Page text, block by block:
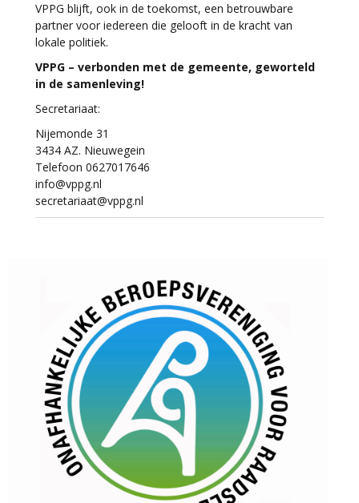
VPPG blijft, ook in de toekomst, een betrouwbare
partner voor iedereen die gelooft in de kracht van
lokale politiek.
VPPG – verbonden met de gemeente, geworteld
in de samenleving!
Secretariaat:
Nijemonde 31
3434 AZ. Nieuwegein
Telefoon 0627017646
info@vppg.nl
secretariaat@vppg.nl